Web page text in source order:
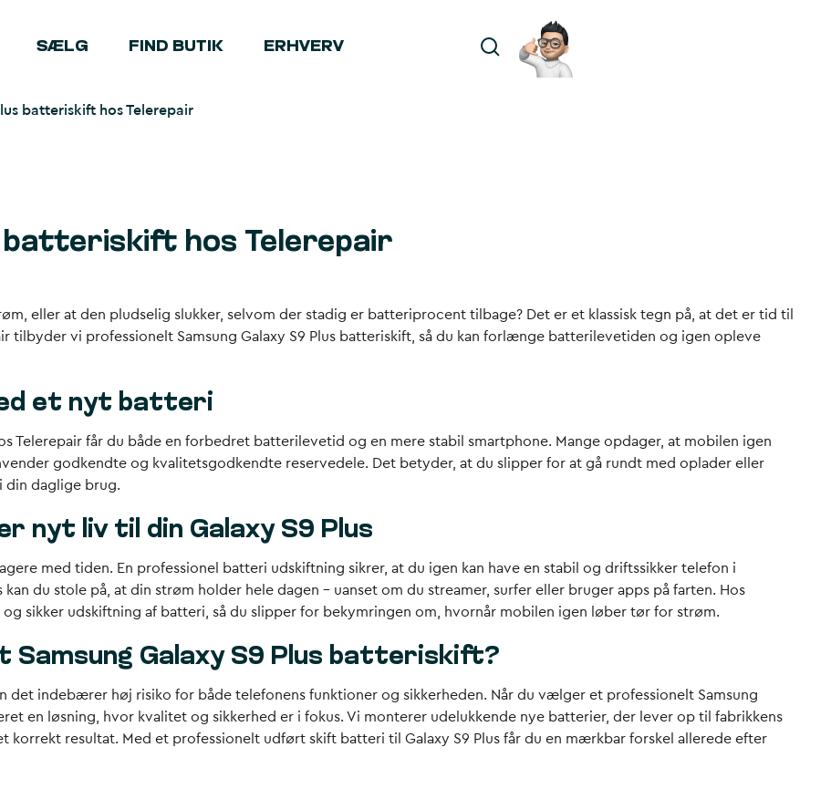
SÆLG FIND BUTIK ERHVERV
batteriskift hos Telerepair
batteriskift hos Telerepair
eller at den pludselig slukker, selvom der stadig er batteriprocent tilbage? Det er et klassisk tegn på, at det er tid til
tilbyder vi professionelt Samsung Galaxy S9 Plus batteriskift, så du kan forlænge batterilevetiden og igen opleve
et nyt batteri
Telerepair får du både en forbedret batterilevetid og en mere stabil smartphone. Mange opdager, at mobilen igen
godkendte og kvalitetsgodkendte reservedele. Det betyder, at du slipper for at gå rundt med oplader eller
din daglige brug.
liv til din Galaxy S9 Plus
med tiden. En professionel batteri udskiftning sikrer, at du igen kan have en stabil og driftssikker telefon i
du stole på, at din strøm holder hele dagen – uanset om du streamer, surfer eller bruger apps på farten. Hos
sikker udskiftning af batteri, så du slipper for bekymringen om, hvornår mobilen igen løber tør for strøm.
Galaxy S9 Plus batteriskift?
det indebærer høj risiko for både telefonens funktioner og sikkerheden. Når du vælger et professionelt Samsung
en løsning, hvor kvalitet og sikkerhed er i fokus. Vi monterer udelukkende nye batterier, der lever op til fabrikkens
resultat. Med et professionelt udført skift batteri til Galaxy S9 Plus får du en mærkbar forskel allerede efter